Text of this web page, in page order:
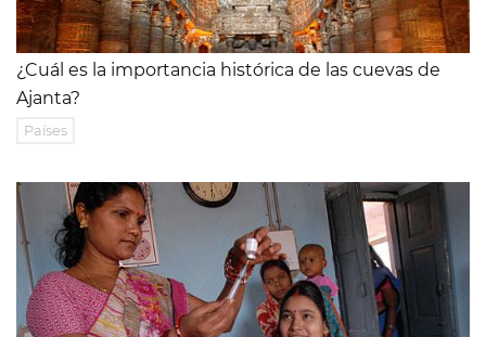
¿Cuál es la importancia histórica de las cuevas de
Ajanta?
Países